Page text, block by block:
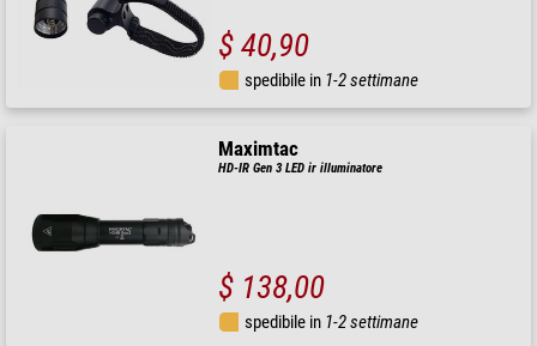
$ 40,90
spedibile in 1-2 settimane
Maximtac
HD-IR Gen 3 LED ir illuminatore
$ 138,00
spedibile in 1-2 settimane